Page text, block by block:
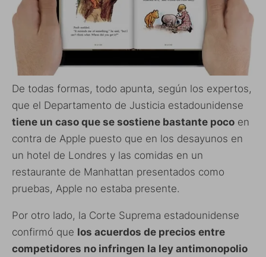
De todas formas, todo apunta, según los expertos,
que el Departamento de Justicia estadounidense
tiene un caso que se sostiene bastante poco en
contra de Apple puesto que en los desayunos en
un hotel de Londres y las comidas en un
restaurante de Manhattan presentados como
pruebas, Apple no estaba presente.
Por otro lado, la Corte Suprema estadounidense
confirmó que los acuerdos de precios entre
competidores no infringen la ley antimonopolio